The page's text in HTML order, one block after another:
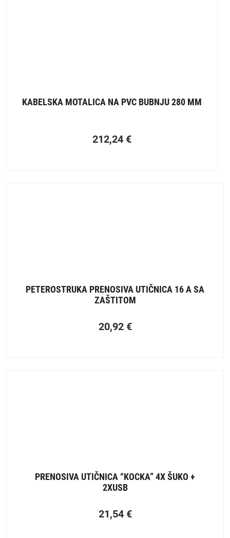
KABELSKA MOTALICA NA PVC BUBNJU 280 MM
212,24 €
PETEROSTRUKA PRENOSIVA UTIČNICA 16 A SA
ZAŠTITOM
20,92 €
PRENOSIVA UTIČNICA “KOCKA” 4X ŠUKO +
2XUSB
21,54 €